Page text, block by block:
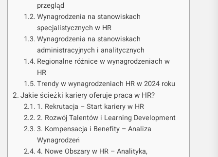
przegląd
Wynagrodzenia na stanowiskach
specjalistycznych w HR
Wynagrodzenia na stanowiskach
administracyjnych i analitycznych
Regionalne różnice w wynagrodzeniach w
HR
Trendy w wynagrodzeniach HR w 2024 roku
Jakie ścieżki kariery oferuje praca w HR?
1. Rekrutacja – Start kariery w HR
2. Rozwój Talentów i Learning Development
3. Kompensacja i Benefity – Analiza
Wynagrodzeń
4. Nowe Obszary w HR – Analityka,